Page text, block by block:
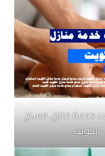
خدمة منازل مساج
الكويت